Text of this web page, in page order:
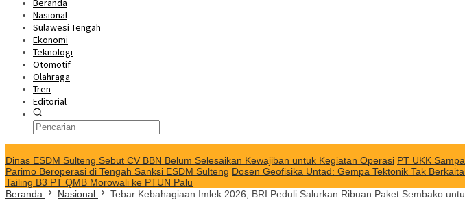
Beranda
Nasional
Sulawesi Tengah
Ekonomi
Teknologi
Otomotif
Olahraga
Tren
Editorial
Dinas ESDM Sulteng Sebut CV BBN Belum Selesaikan Kewajiban untuk Kegiatan Operasi PT UKK
Parimo Beroperasi di Tengah Sanksi ESDM Sulteng Dosen Geofisika Untad: Gempa Tektonik Tak
Tailing B3 PT QMB Morowali ke PTUN Palu
Beranda
Nasional Tebar Kebahagiaan Imlek 2026, BRI Peduli Salurkan Ribuan Paket Sembako